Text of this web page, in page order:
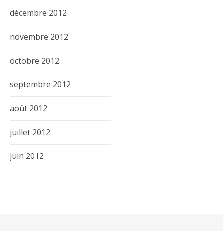
décembre 2012
novembre 2012
octobre 2012
septembre 2012
août 2012
juillet 2012
juin 2012